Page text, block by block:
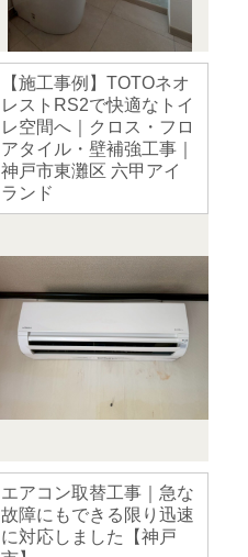
【施工事例】TOTOネオ
レストRS2で快適なトイ
レ空間へ｜クロス・フロ
アタイル・壁補強工事｜
神戸市東灘区 六甲アイ
ランド
エアコン取替工事｜急な
故障にもできる限り迅速
に対応しました【神戸